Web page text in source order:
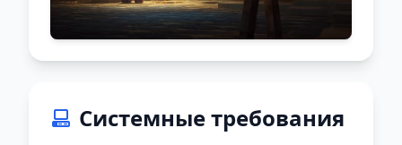
Системные требования